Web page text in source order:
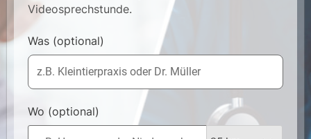
Videosprechstunde.
Was (optional)
Wo (optional)